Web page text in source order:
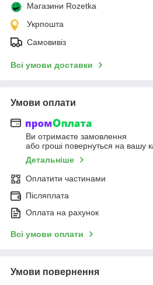
Магазини Rozetka
Укрпошта
Самовивіз
Всі умови доставки
Умови оплати
Ви отримаєте замовлення
або гроші повернуться на вашу
Детальніше
Оплатити частинами
Післяплата
Оплата на рахунок
Всі умови оплати
Умови повернення